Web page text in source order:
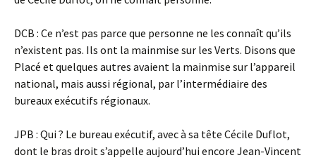
DCB : Ce n’est pas parce que personne ne les connaît qu’ils
n’existent pas. Ils ont la mainmise sur les Verts. Disons que
Placé et quelques autres avaient la mainmise sur l’appareil
national, mais aussi régional, par l’intermédiaire des
bureaux exécutifs régionaux.
JPB : Qui ? Le bureau exécutif, avec à sa tête Cécile Duflot,
dont le bras droit s’appelle aujourd’hui encore Jean-Vincent